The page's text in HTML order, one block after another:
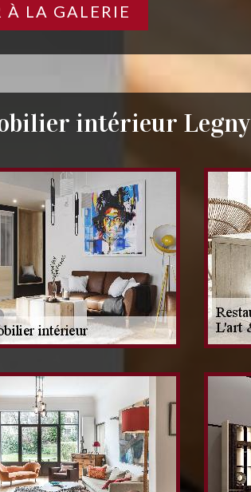
À LA GALERIE
intérieur Legny